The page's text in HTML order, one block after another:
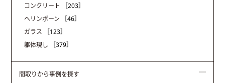
コンクリート
［203］
ヘリンボーン
［46］
ガラス
［123］
躯体現し
［379］
間取りから事例を探す